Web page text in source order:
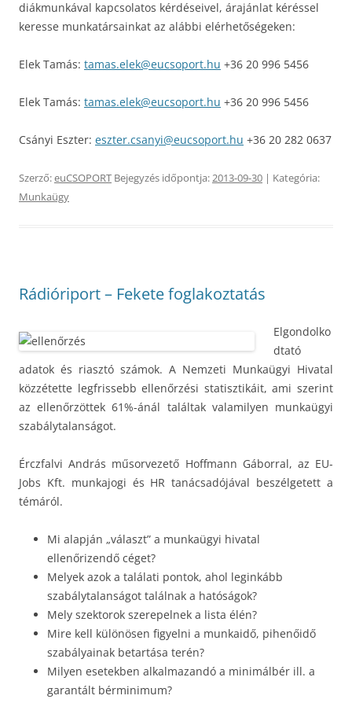
diákmunkával kapcsolatos kérdéseivel, árajánlat kéréssel
keresse munkatársainkat az alábbi elérhetőségeken:
Elek Tamás: tamas.elek@eucsoport.hu +36 20 996 5456
Elek Tamás: tamas.elek@eucsoport.hu +36 20 996 5456
Csányi Eszter: eszter.csanyi@eucsoport.hu +36 20 282 0637
Szerző:euCSOPORT Bejegyzés időpontja:2013-09-30 | Kategória:
Munkaügy
Rádióriport – Fekete foglakoztatás
Elgondolko
dtató
adatok és riasztó számok. A Nemzeti Munkaügyi Hivatal
közzétette legfrissebb ellenőrzési statisztikáit, ami szerint
az ellenőrzöttek 61%-ánál találtak valamilyen munkaügyi
szabálytalanságot.
Érczfalvi András műsorvezető Hoffmann Gáborral, az EU-
Jobs Kft. munkajogi és HR tanácsadójával beszélgetett a
témáról.
Mi alapján „választ” a munkaügyi hivatal
ellenőrizendő céget?
Melyek azok a találati pontok, ahol leginkább
szabálytalanságot találnak a hatóságok?
Mely szektorok szerepelnek a lista élén?
Mire kell különösen figyelni a munkaidő, pihenőidő
szabályainak betartása terén?
Milyen esetekben alkalmazandó a minimálbér ill. a
garantált bérminimum?